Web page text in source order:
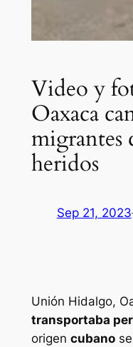
Video y
Oaxaca
migrantes
heridos
Sep 21, 2023
Unión Hidalgo,
transportaba
origen cubanose